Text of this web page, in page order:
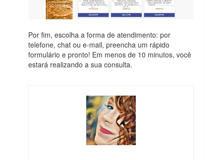
Por fim, escolha a forma de atendimento: por
telefone, chat ou e-mail, preencha um rápido
formulário e pronto! Em menos de 10 minutos, você
estará realizando a sua consulta.